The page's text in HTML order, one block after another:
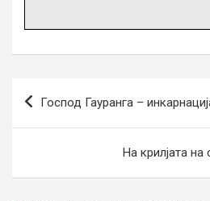
Post
navigation
Господ Гауранга –
На крилјата на